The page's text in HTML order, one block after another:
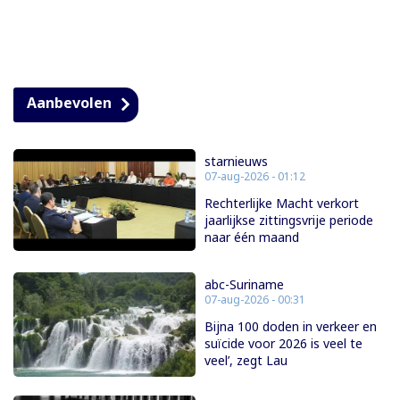
Aanbevolen
starnieuws
07-aug-2026 - 01:12
Rechterlijke Macht verkort
jaarlijkse zittingsvrije periode
naar één maand
abc-Suriname
07-aug-2026 - 00:31
Bijna 100 doden in verkeer en
suïcide voor 2026 is veel te
veel’, zegt Lau